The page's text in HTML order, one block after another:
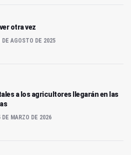
otra vez
DE AGOSTO DE 2025
a los agricultores llegarán en las
DE MARZO DE 2026